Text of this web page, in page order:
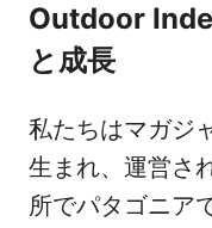
Outdoor
と成長
私たちはマガジ
生まれ、運営さ
所でパタゴニア